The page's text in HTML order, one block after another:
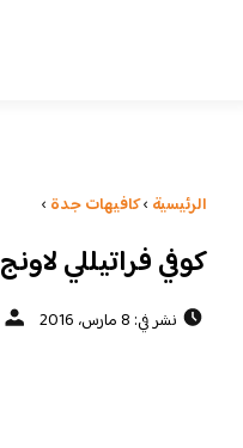
الرئيسية ›كافيهات جدة ›
كوفي فراتيللي لاونج
نشر في: 8 مارس، 2016